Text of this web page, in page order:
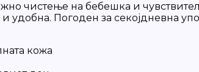
чистење на бебешка и
удобна. Погоден за секојдневна
кожа